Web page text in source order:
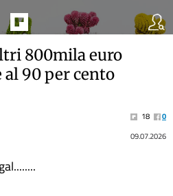
800mila euro
90 per cento
18
0
09.07.2026